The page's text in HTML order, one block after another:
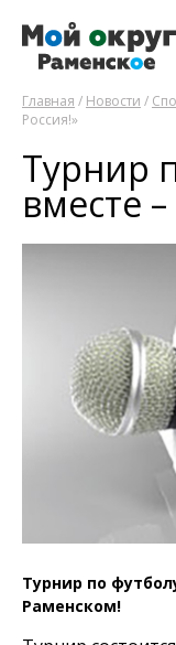
Главная / Новости /
Россия!»
Турнир
вместе
Турнир по
Раменском!